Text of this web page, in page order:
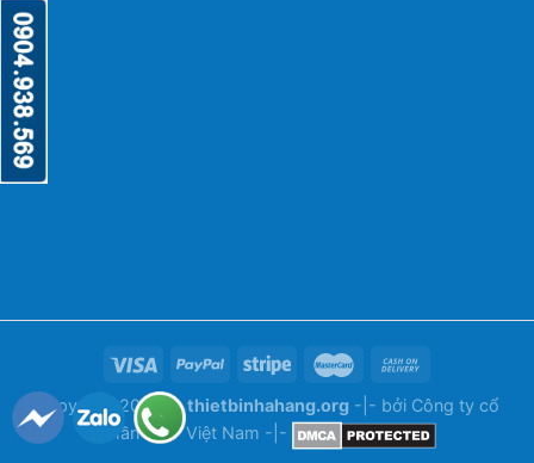
Copyright 2026 ©thietbinhahang.org -|- bởi Công ty cổ
phần ANY Việt Nam -|-